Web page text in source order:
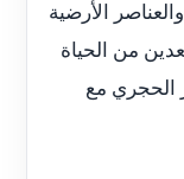
الأرضية
من الحياة
الحجري مع